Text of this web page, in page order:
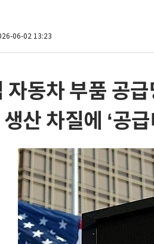
06-02 13:23
자동차 부품 공
산 차질에 ‘공